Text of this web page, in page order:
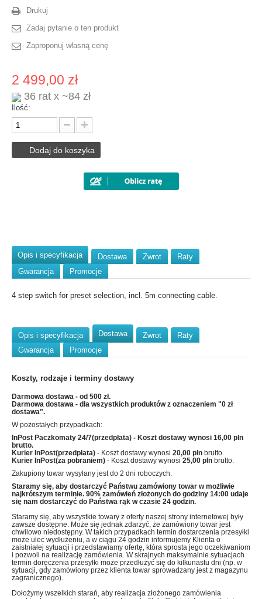
Drukuj
Zadaj pytanie o ten produkt
Zaproponuj własną cenę
2 499,00 zł
36 rat x ~84 zł
Ilość:
Dodaj do koszyka
Opis i specyfikacja Dostawa Zwrot
Raty
Gwarancja
Promocje
4 step switch for preset selection, incl. 5m connecting cable.
Opis i specyfikacja Dostawa Zwrot
Raty
Gwarancja
Promocje
Koszty, rodzaje i terminy dostawy
Darmowa dostawa - od 500 zł.
Darmowa dostawa - dla wszystkich produktów z oznaczeniem "0 zł
dostawa".
W pozostałych przypadkach:
InPost Paczkomaty 24/7(przedpłata) - Koszt dostawy wynosi 16,00 pln
brutto.
Kurier InPost(przedpłata) - Koszt dostawy wynosi 20,00 pln brutto.
Kurier InPost(za pobraniem) - Koszt dostawy wynosi 25,00 pln brutto.
Zakupiony towar wysyłany jest do 2 dni roboczych.
Staramy się, aby dostarczyć Państwu zamówiony towar w możliwie
najkrótszym terminie. 90% zamówień złożonych do godziny 14:00 udaje
się nam dostarczyć do Państwa rąk w czasie 24 godzin.
Staramy się, aby wszystkie towary z oferty naszej strony internetowej były
zawsze dostępne. Może się jednak zdarzyć, że zamówiony towar jest
chwilowo niedostępny. W takich przypadkach termin dostarczenia przesyłki
może ulec wydłużeniu, a w ciągu 24 godzin informujemy Klienta o
zaistniałej sytuacji i przedstawiamy ofertę, która sprosta jego oczekiwaniom
i pozwoli na realizację zamówienia. W skrajnych maksymalnie sytuacjach
termin doręczenia przesyłki może przedłużyć się do kilkunastu dni (np. w
sytuacji, gdy zamówiony przez klienta towar sprowadzany jest z magazynu
zagranicznego).
Dołożymy wszelkich starań, aby realizacja złożonego zamówienia